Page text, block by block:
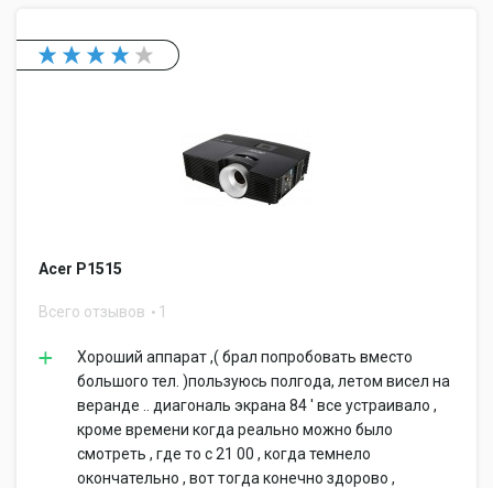
Acer P1515
Всего отзывов 1
Хороший аппарат ,( брал попробовать вместо
большого тел. )пользуюсь полгода, летом висел на
веранде .. диагональ экрана 84 ' все устраивало ,
кроме времени когда реально можно было
смотреть , где то с 21 00 , когда темнело
окончательно , вот тогда конечно здорово ,